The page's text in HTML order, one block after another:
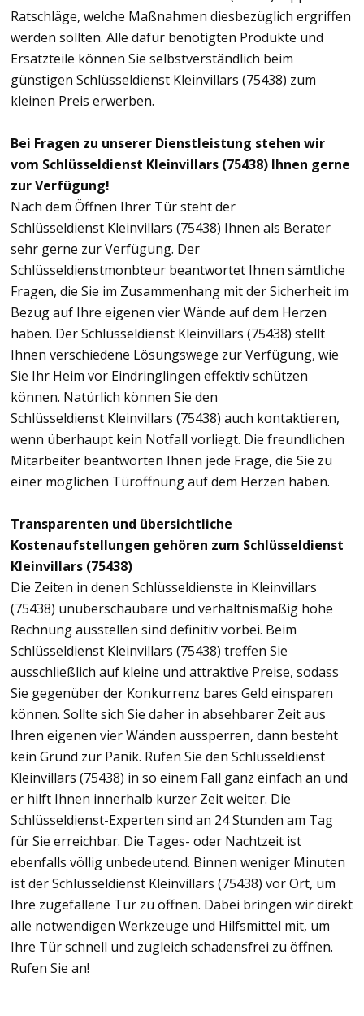
Ratschläge, welche Maßnahmen diesbezüglich ergriffen
werden sollten. Alle dafür benötigten Produkte und
Ersatzteile können Sie selbstverständlich beim
günstigen Schlüsseldienst Kleinvillars (75438) zum
kleinen Preis erwerben.
Bei Fragen zu unserer Dienstleistung stehen wir
vom Schlüsseldienst Kleinvillars (75438) Ihnen gerne
zur Verfügung!
Nach dem Öffnen Ihrer Tür steht der
Schlüsseldienst Kleinvillars (75438) Ihnen als Berater
sehr gerne zur Verfügung. Der
Schlüsseldienstmonbteur beantwortet Ihnen sämtliche
Fragen, die Sie im Zusammenhang mit der Sicherheit im
Bezug auf Ihre eigenen vier Wände auf dem Herzen
haben. Der Schlüsseldienst Kleinvillars (75438) stellt
Ihnen verschiedene Lösungswege zur Verfügung, wie
Sie Ihr Heim vor Eindringlingen effektiv schützen
können. Natürlich können Sie den
Schlüsseldienst Kleinvillars (75438) auch kontaktieren,
wenn überhaupt kein Notfall vorliegt. Die freundlichen
Mitarbeiter beantworten Ihnen jede Frage, die Sie zu
einer möglichen Türöffnung auf dem Herzen haben.
Transparenten und übersichtliche
Kostenaufstellungen gehören zum Schlüsseldienst
Kleinvillars (75438)
Die Zeiten in denen Schlüsseldienste in Kleinvillars
(75438) unüberschaubare und verhältnismäßig hohe
Rechnung ausstellen sind definitiv vorbei. Beim
Schlüsseldienst Kleinvillars (75438) treffen Sie
ausschließlich auf kleine und attraktive Preise, sodass
Sie gegenüber der Konkurrenz bares Geld einsparen
können. Sollte sich Sie daher in absehbarer Zeit aus
Ihren eigenen vier Wänden aussperren, dann besteht
kein Grund zur Panik. Rufen Sie den Schlüsseldienst
Kleinvillars (75438) in so einem Fall ganz einfach an und
er hilft Ihnen innerhalb kurzer Zeit weiter. Die
Schlüsseldienst-Experten sind an 24 Stunden am Tag
für Sie erreichbar. Die Tages- oder Nachtzeit ist
ebenfalls völlig unbedeutend. Binnen weniger Minuten
ist der Schlüsseldienst Kleinvillars (75438) vor Ort, um
Ihre zugefallene Tür zu öffnen. Dabei bringen wir direkt
alle notwendigen Werkzeuge und Hilfsmittel mit, um
Ihre Tür schnell und zugleich schadensfrei zu öffnen.
Rufen Sie an!